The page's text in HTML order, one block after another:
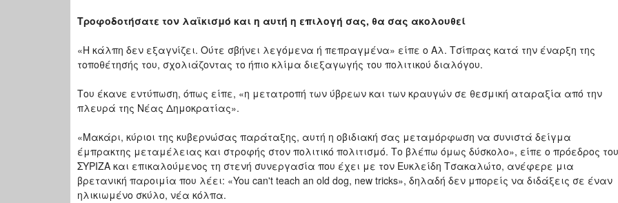
Τροφοδοτήσατε τον λαϊκισμό και η αυτή η επιλογή σας, θα σας ακολουθεί
«Η κάλπη δεν εξαγνίζει. Ούτε σβήνει λεγόμενα ή πεπραγμένα» είπε ο Αλ. Τσίπρας κατά την έναρξη της
τοποθέτησής του, σχολιάζοντας το ήπιο κλίμα διεξαγωγής του πολιτικού διαλόγου.
Του έκανε εντύπωση, όπως είπε, «η μετατροπή των ύβρεων και των κραυγών σε θεσμική αταραξία από την
πλευρά της Νέας Δημοκρατίας».
«Μακάρι, κύριοι της κυβερνώσας παράταξης, αυτή η οβιδιακή σας μεταμόρφωση να συνιστά δείγμα
έμπρακτης μεταμέλειας και στροφής στον πολιτικό πολιτισμό. Το βλέπω όμως δύσκολο», είπε ο πρόεδρος του
ΣΥΡΙΖΑ και επικαλούμενος τη στενή συνεργασία που έχει με τον Ευκλείδη Τσακαλώτο, ανέφερε μια
βρετανική παροιμία που λέει: «You can't teach an old dog, new tricks», δηλαδή δεν μπορείς να διδάξεις σε έναν
ηλικιωμένο σκύλο, νέα κόλπα.